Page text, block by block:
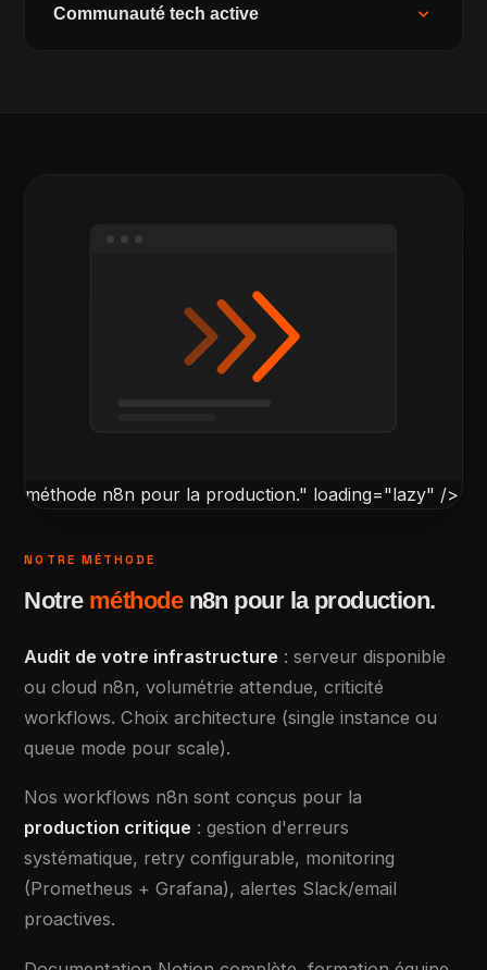
Communauté tech active expand_more
méthode n8n pour la production." loading="lazy" />
NOTRE MÉTHODE
Notre méthoden8n pour la production.
Audit de votre infrastructure : serveur disponible
ou cloud n8n, volumétrie attendue, criticité
workflows. Choix architecture (single instance ou
queue mode pour scale).
Nos workflows n8n sont conçus pour la
production critique : gestion d'erreurs
systématique, retry configurable, monitoring
(Prometheus + Grafana), alertes Slack/email
proactives.